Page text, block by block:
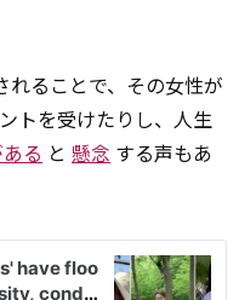
れることで、その女性が
トを受けたりし、人生
る と 懸念 する声もあ